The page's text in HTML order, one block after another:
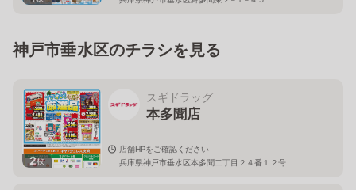
神戸市垂水区のチラシを見る
2枚
スギドラッグ
本多聞店
店舗HPをご確認ください
兵庫県神戸市垂水区本多聞二丁目２４番１２号